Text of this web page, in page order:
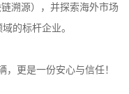
溯源），并探索海外市场
的标杆企业。
，更是一份安心与信任！